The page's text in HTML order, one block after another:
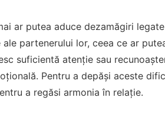
ar putea aduce dezamăgiri
partenerului lor, ceea ce ar
suficientă atenție sau
Pentru a depăși aceste
a regăsi armonia în relație.